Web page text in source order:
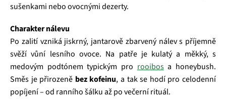
sušenkami nebo ovocnými dezerty.
Charakter nálevu
Po zalití vzniká jiskrný, jantarově zbarvený nálev s příjemně
svěží vůní lesního ovoce. Na patře je kulatý a měkký, s
medovým podtónem typickým pro rooibosa honeybush.
Směs je přirozeně bez kofeinu, a tak se hodí pro celodenní
popíjení – od ranního šálku až po večerní rituál.